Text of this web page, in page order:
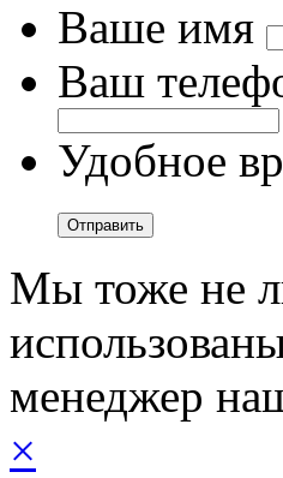
Ваше имя
Ваш
Удобное
Мы тоже не
менеджер
×